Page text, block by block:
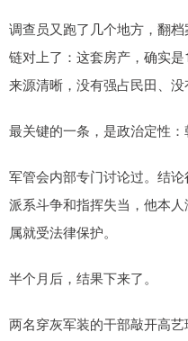
调查员又跑了几个地方，翻
链对上了：这套房产，确实
来源清晰，没有强占民田、没
最关键的一条，是政治定性
军管会内部专门讨论过。结
派系斗争和指挥失当，他本
属就受法律保护。
半个月后，结果下来了。
两名穿灰军装的干部敲开高